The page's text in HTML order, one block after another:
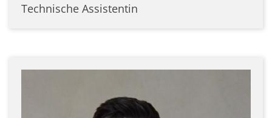
Technische Assistentin